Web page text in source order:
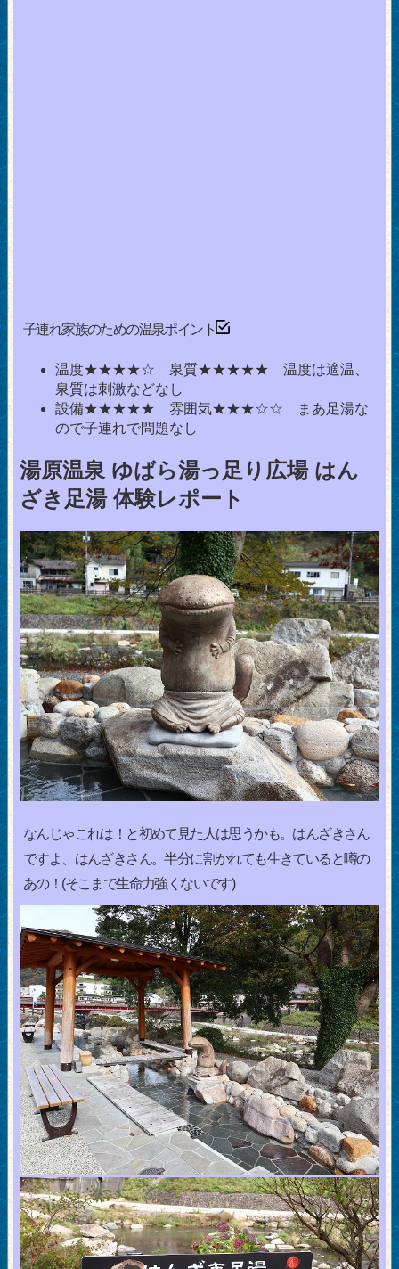
子連れ家族のための温泉ポイント
温度★★★★☆ 泉質★★★★★ 温度は適温、
泉質は刺激などなし
設備★★★★★ 雰囲気★★★☆☆ まあ足湯な
ので子連れで問題なし
湯原温泉 ゆばら湯っ足り広場 はん
ざき足湯 体験レポート
なんじゃこれは！と初めて見た人は思うかも。はんざきさん
ですよ、はんざきさん。半分に割かれても生きていると噂の
あの！(そこまで生命力強くないです)